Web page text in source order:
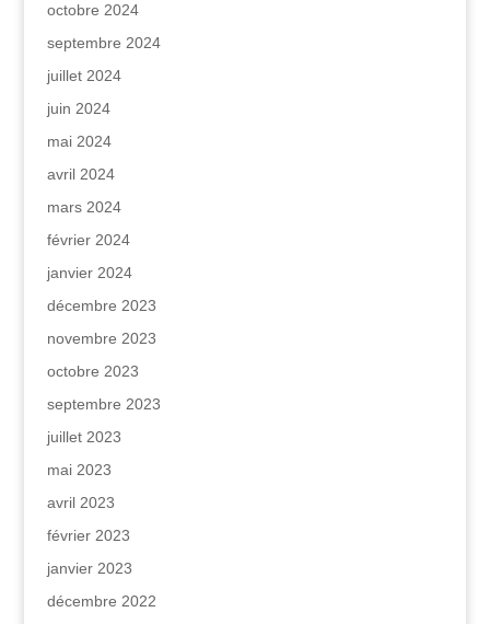
octobre 2024
septembre 2024
juillet 2024
juin 2024
mai 2024
avril 2024
mars 2024
février 2024
janvier 2024
décembre 2023
novembre 2023
octobre 2023
septembre 2023
juillet 2023
mai 2023
avril 2023
février 2023
janvier 2023
décembre 2022